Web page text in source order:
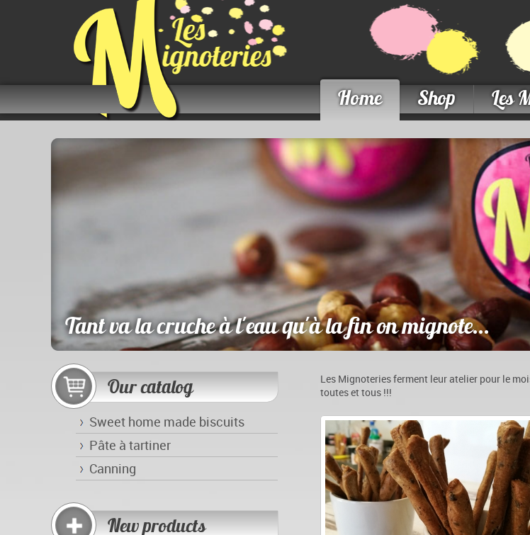
Home Shop Les
Tant va la cruche à l'eau qu'à la fin on mignote...
Our catalog
Sweet home made biscuits
Pâte à tartiner
Canning
New products
Les Mignoteries ferment leur atelier pour le
toutes et tous !!!